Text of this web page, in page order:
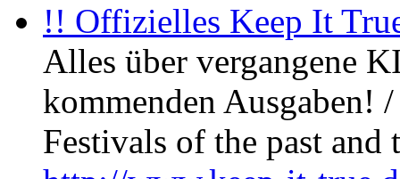
!! Offizielles Keep It
Alles über vergangene
kommenden Ausgaben!
Festivals of the past